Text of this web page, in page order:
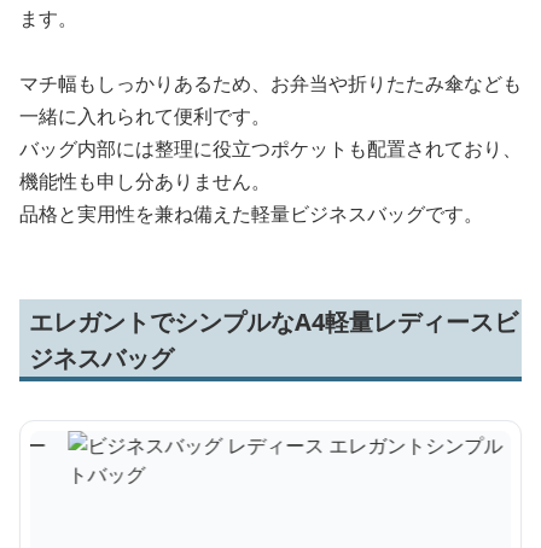
ます。
マチ幅もしっかりあるため、お弁当や折りたたみ傘なども
一緒に入れられて便利です。
バッグ内部には整理に役立つポケットも配置されており、
機能性も申し分ありません。
品格と実用性を兼ね備えた軽量ビジネスバッグです。
エレガントでシンプルなA4軽量レディースビ
ジネスバッグ